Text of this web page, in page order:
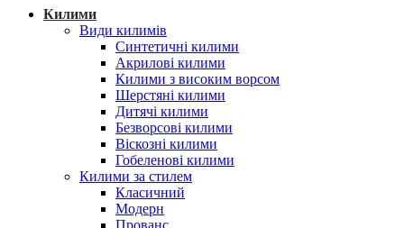
Килими
Види килимів
Синтетичні килими
Акрилові килими
Килими з високим ворсом
Шерстяні килими
Дитячі килими
Безворсові килими
Віскозні килими
Гобеленові килими
Килими за стилем
Класичний
Модерн